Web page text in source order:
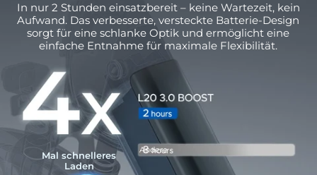
In nur 2 Stunden einsatzbereit – keine Wartezeit, kein
Aufwand. Das verbesserte, versteckte Batterie-Design
sorgt für eine schlanke Optik und ermöglicht eine
einfache Entnahme für maximale Flexibilität.
Mal schnelleres
Laden
Andere